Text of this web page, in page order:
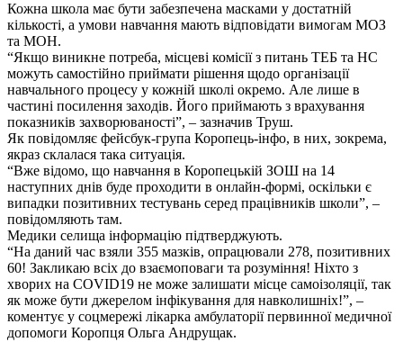
Кожна школа має бути забезпечена масками у достатній
кількості, а умови навчання мають відповідати вимогам МОЗ
та МОН.
“Якщо виникне потреба, місцеві комісії з питань ТЕБ та НС
можуть самостійно приймати рішення щодо організації
навчального процесу у кожній школі окремо. Але лише в
частині посилення заходів. Його приймають з врахування
показників захворюваності”, – зазначив Труш.
Як повідомляє фейсбук-група Коропець-інфо, в них, зокрема,
якраз склалася така ситуація.
“Вже відомо, що навчання в Коропецькій ЗОШ на 14
наступних днів буде проходити в онлайн-формі, оскільки є
випадки позитивних тестувань серед працівників школи”, –
повідомляють там.
Медики селища інформацію підтверджують.
“На даний час взяли 355 мазків, опрацювали 278, позитивних
60! Закликаю всіх до взаємоповаги та розуміння! Ніхто з
хворих на COVID19 не може залишати місце самоізоляції, так
як може бути джерелом інфікування для навколишніх!”, –
коментує у соцмережі лікарка амбулаторії первинної медичної
допомоги Коропця Ольга Андрущак.